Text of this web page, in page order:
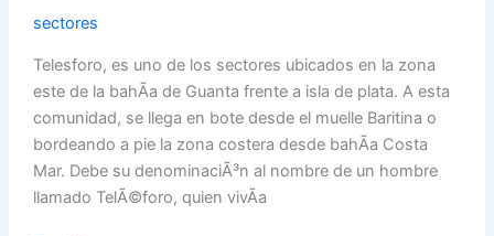
sectores
Telesforo, es uno de los sectores ubicados en la zona
este de la bahÃ­a de Guanta frente a isla de plata. A esta
comunidad, se llega en bote desde el muelle Baritina o
bordeando a pie la zona costera desde bahÃ­a Costa
Mar. Debe su denominaciÃ³n al nombre de un hombre
llamado TelÃ©foro, quien vivÃ­a